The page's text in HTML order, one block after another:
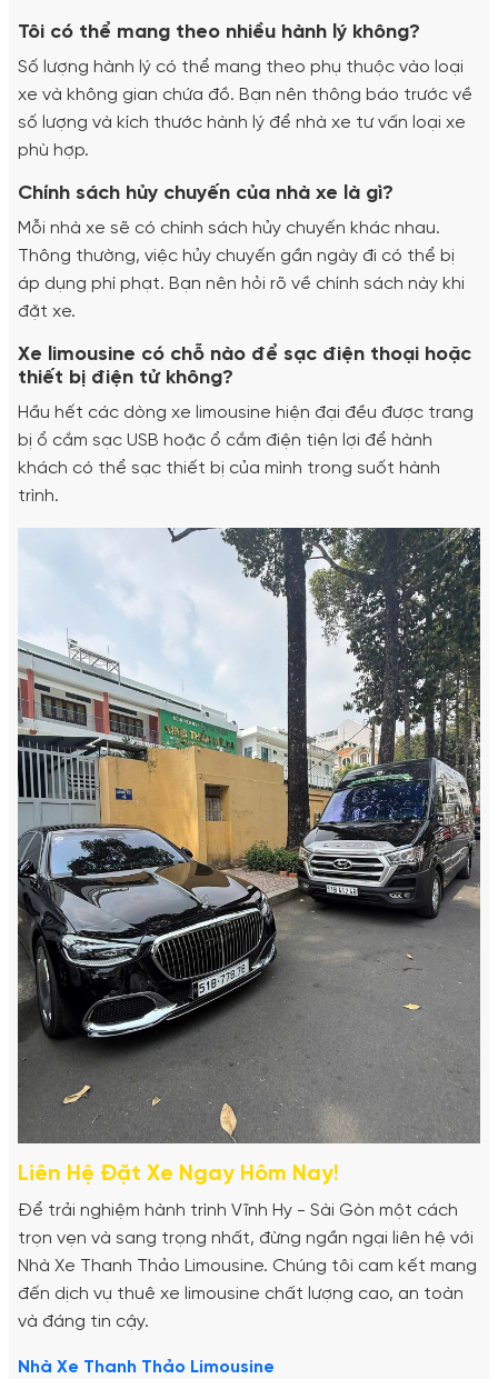
Tôi có thể mang theo nhiều hành lý không?
Số lượng hành lý có thể mang theo phụ thuộc vào loại
xe và không gian chứa đồ. Bạn nên thông báo trước về
số lượng và kích thước hành lý để nhà xe tư vấn loại xe
phù hợp.
Chính sách hủy chuyến của nhà xe là gì?
Mỗi nhà xe sẽ có chính sách hủy chuyến khác nhau.
Thông thường, việc hủy chuyến gần ngày đi có thể bị
áp dụng phí phạt. Bạn nên hỏi rõ về chính sách này khi
đặt xe.
Xe limousine có chỗ nào để sạc điện thoại hoặc
thiết bị điện tử không?
Hầu hết các dòng xe limousine hiện đại đều được trang
bị ổ cắm sạc USB hoặc ổ cắm điện tiện lợi để hành
khách có thể sạc thiết bị của mình trong suốt hành
trình.
Liên Hệ Đặt Xe Ngay Hôm Nay!
Để trải nghiệm hành trình Vĩnh Hy - Sài Gòn một cách
trọn vẹn và sang trọng nhất, đừng ngần ngại liên hệ với
Nhà Xe Thanh Thảo Limousine. Chúng tôi cam kết mang
đến dịch vụ thuê xe limousine chất lượng cao, an toàn
và đáng tin cậy.
Nhà Xe Thanh Thảo Limousine